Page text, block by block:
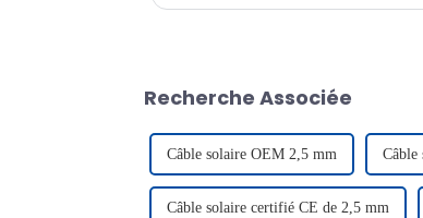
Recherche Associée
Câble solaire OEM 2,5 mm Câble
Câble solaire certifié CE de 2,5 mm